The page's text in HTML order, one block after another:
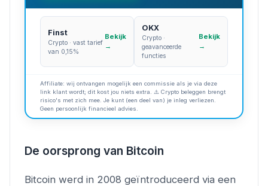
Finst
Crypto · vast tarief
van 0,15%
Bekijk
→
OKX
Crypto ·
geavanceerde
functies
Bekijk
→
Affiliate: wij ontvangen mogelijk een commissie als je via deze
link klant wordt; dit kost jou niets extra. ⚠️ Crypto beleggen brengt
risico's met zich mee. Je kunt (een deel van) je inleg verliezen.
Geen persoonlijk financieel advies.
De oorsprong van Bitcoin
Bitcoin werd in 2008 geïntroduceerd via een